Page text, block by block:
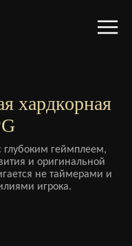
хардкорная
глубоким геймплеем,
и оригинальной
не таймерами и
игрока.